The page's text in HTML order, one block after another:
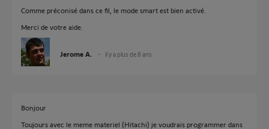
Comme préconisé dans ce fil, le mode smart est bien activé.
Merci de votre aide.
Jerome A. il y a plus de 8 ans
Bonjour
Toujours avec le meme materiel (Hitachi) je voudrais programmer dans